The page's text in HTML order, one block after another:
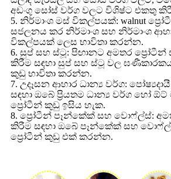
අඩංගු සෝස් වර්ග වලට විශිෂ්ට එකතු
5. නිර්මාංශ මස් විකල්පයක්: walnut
සජලනය කර නිර්මාංශ සහ නිර්මාංශ
විකල්පයක් ලෙස භාවිතා කරන්න.
6. සුප් සහ ස්ටූ: පිඟානට අමතර
කිරීම සඳහා සුප් සහ ස්ටූ වල
කුඩු භාවිතා කරන්න.
7. උදෑසන ආහාර ධාන්‍ය වර්ග:
සඳහා ඔබේ ප්‍රියතම ධාන්‍ය වර්ග හෝ ඕට්
ප්‍රෝටීන් කුඩු ඉසිය හැක.
8. ප්‍රෝටීන් පෑන්කේක් සහ වොෆ්ල්ස්:
කිරීම සඳහා ඔබේ පෑන්කේක් සහ වොෆ්ල්
ප්‍රෝටීන් කුඩු එක් කරන්න.